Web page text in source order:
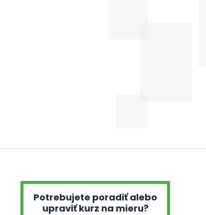
Potrebujete poradiť alebo
upraviť kurz na mieru?